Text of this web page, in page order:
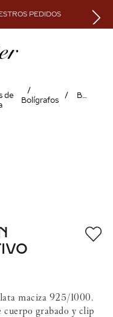
PEDIDOS
de
Bolígrafos
BOLÍGRAFO EDICIÓN LIMITADA CON MOTIVO PALMERA
maciza 925/1000.
cuerpo grabado y clip